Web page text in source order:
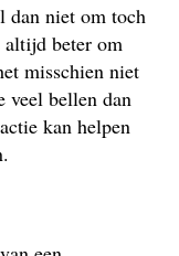
dan niet om toch
altijd beter om
misschien niet
veel bellen dan
kan helpen